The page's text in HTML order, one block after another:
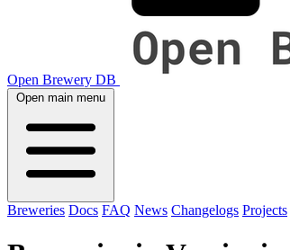
Open Brewery DB
Open main menu
Breweries Docs FAQ News Changelogs Projects